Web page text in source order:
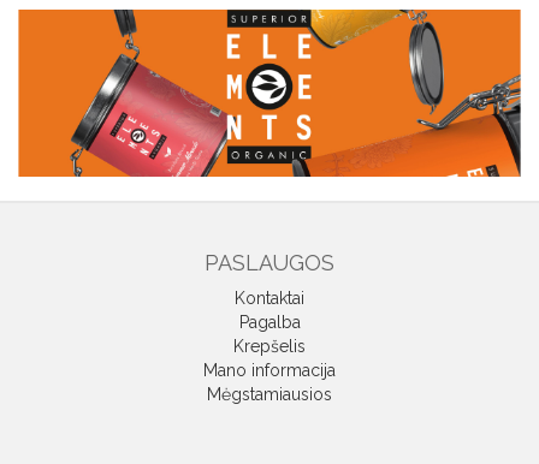
PASLAUGOS
Kontaktai
Pagalba
Krepšelis
Mano informacija
Mėgstamiausios